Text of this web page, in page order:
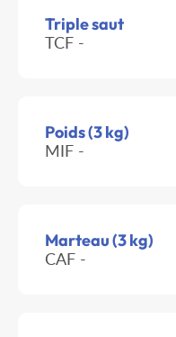
Triple saut
TCF -
Poids (3 kg)
MIF -
Marteau (3 kg)
CAF -